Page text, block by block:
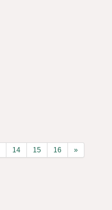
14 15 16 »